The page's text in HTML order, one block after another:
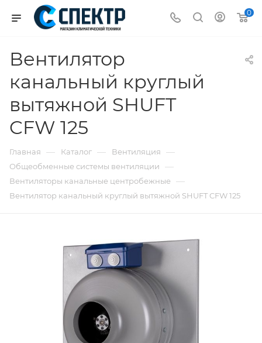
0
Вентилятор
канальный круглый
вытяжной SHUFT
CFW 125
Главная — Каталог — Вентиляция —
Общеобменные системы вентиляции —
Вентиляторы канальные центробежные —
Вентилятор канальный круглый вытяжной SHUFT CFW 125